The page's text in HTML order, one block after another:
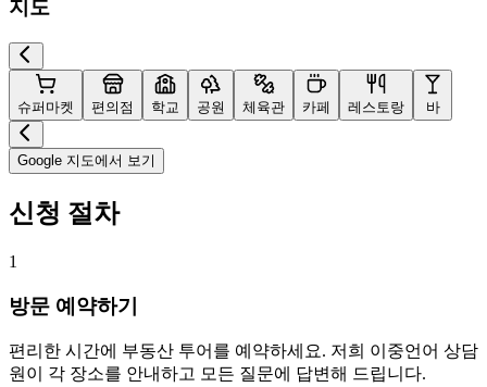
지도
슈퍼마켓 편의점 학교 공원 체육관 카페 레스토랑 바
Google 지도에서 보기
신청 절차
1
방문 예약하기
편리한 시간에 부동산 투어를 예약하세요. 저희 이중언어 상담
원이 각 장소를 안내하고 모든 질문에 답변해 드립니다.